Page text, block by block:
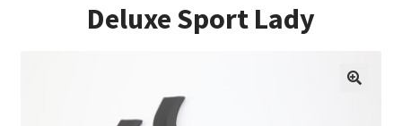
Deluxe Sport Lady